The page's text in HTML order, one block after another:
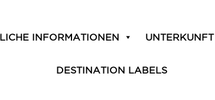
INFORMATIONEN UNTERKUNFT
DESTINATION LABELS